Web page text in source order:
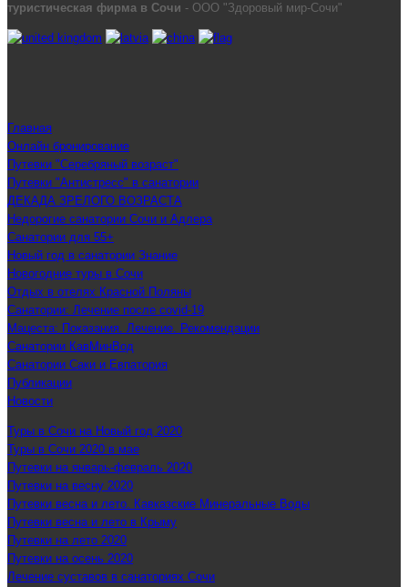
туристическая фирма в Сочи - ООО "Здоровый мир-Сочи"
Главная
Онлайн бронирование
Путевки "Серебряный возраст"
Путевки "Антистресс" в санатории
ДЕКАДА ЗРЕЛОГО ВОЗРАСТА
Недорогие санатории Сочи и Адлера
Санатории для 55+
Новый год в санатории Знание
Новогодние туры в Сочи
Отдых в отелях Красной Поляны
Санатории: Лечение после covid-19
Мацеста: Показания. Лечение. Рекомендации
Санатории КавМинВод
Санатории Саки и Евпатория
Публикации
Новости
Туры в Сочи на Новый год 2020
Туры в Сочи 2020 в мае
Путевки на январь-февраль 2020
Путевки на весну 2020
Путевки весна и лето. Кавказские Минеральные Воды
Путевки весна и лето в Крыму
Путевки на лето 2020
Путевки на осень 2020
Лечение суставов в санаториях Сочи